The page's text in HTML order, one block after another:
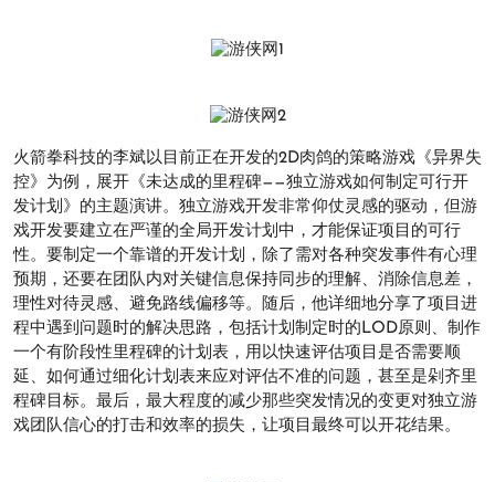
火箭拳科技的李斌以目前正在开发的2D肉鸽的策略游戏《异界失
控》为例，展开《未达成的里程碑——独立游戏如何制定可行开
发计划》的主题演讲。独立游戏开发非常仰仗灵感的驱动，但游
戏开发要建立在严谨的全局开发计划中，才能保证项目的可行
性。要制定一个靠谱的开发计划，除了需对各种突发事件有心理
预期，还要在团队内对关键信息保持同步的理解、消除信息差，
理性对待灵感、避免路线偏移等。随后，他详细地分享了项目进
程中遇到问题时的解决思路，包括计划制定时的LOD原则、制作
一个有阶段性里程碑的计划表，用以快速评估项目是否需要顺
延、如何通过细化计划表来应对评估不准的问题，甚至是剁齐里
程碑目标。最后，最大程度的减少那些突发情况的变更对独立游
戏团队信心的打击和效率的损失，让项目最终可以开花结果。